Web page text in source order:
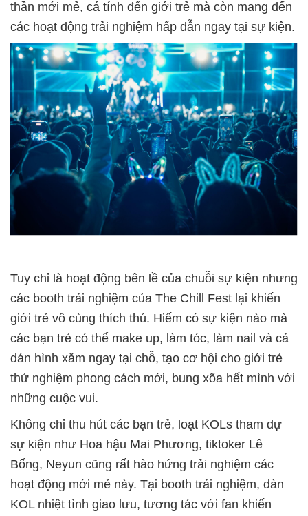
thần mới mẻ, cá tính đến giới trẻ mà còn mang đến
các hoạt động trải nghiệm hấp dẫn ngay tại sự kiện.
Tuy chỉ là hoạt động bên lề của chuỗi sự kiện nhưng
các booth trải nghiệm của The Chill Fest lại khiến
giới trẻ vô cùng thích thú. Hiếm có sự kiện nào mà
các bạn trẻ có thể make up, làm tóc, làm nail và cả
dán hình xăm ngay tại chỗ, tạo cơ hội cho giới trẻ
thử nghiệm phong cách mới, bung xõa hết mình với
những cuộc vui.
Không chỉ thu hút các bạn trẻ, loạt KOLs tham dự
sự kiện như Hoa hậu Mai Phương, tiktoker Lê
Bống, Neyun cũng rất hào hứng trải nghiệm các
hoạt động mới mẻ này. Tại booth trải nghiệm, dàn
KOL nhiệt tình giao lưu, tương tác với fan khiến